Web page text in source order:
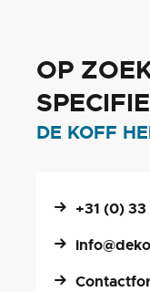
OP
DE KOFF
+31 (0)